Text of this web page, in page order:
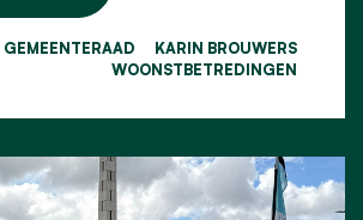
GEMEENTERAAD
KARIN BROUWERS
WOONSTBETREDINGEN